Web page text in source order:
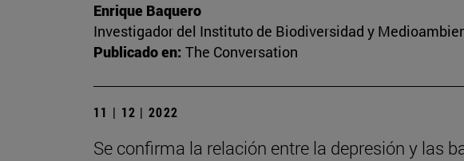
Enrique Baquero
Investigador del Instituto de Biodiversidad y
Publicado en: The Conversation
11 | 12 | 2022
Se confirma la relación entre la depresión y las